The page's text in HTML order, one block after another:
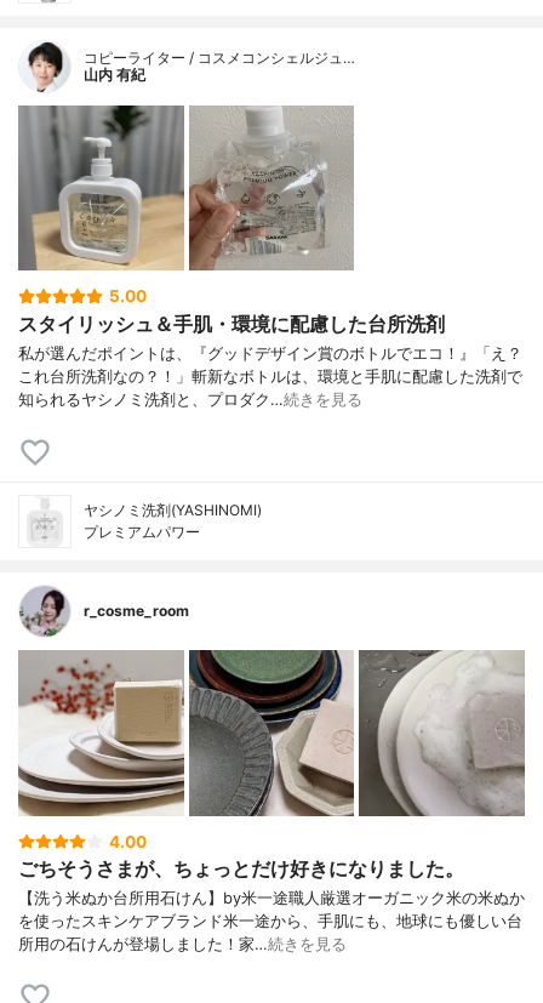
コピーライター / コスメコンシェルジュ…
山内 有紀
5.00
スタイリッシュ＆手肌・環境に配慮した台所洗剤
私が選んだポイントは、『グッドデザイン賞のボトルでエコ！』「え？
これ台所洗剤なの？！」斬新なボトルは、環境と手肌に配慮した洗剤で
知られるヤシノミ洗剤と、プロダク…続きを見る
ヤシノミ洗剤(YASHINOMI)
プレミアムパワー
r_cosme_room
4.00
ごちそうさまが、ちょっとだけ好きになりました。
【洗う米ぬか台所用石けん】by米一途職人厳選オーガニック米の米ぬか
を使ったスキンケアブランド米一途から、手肌にも、地球にも優しい台
所用の石けんが登場しました！家…続きを見る